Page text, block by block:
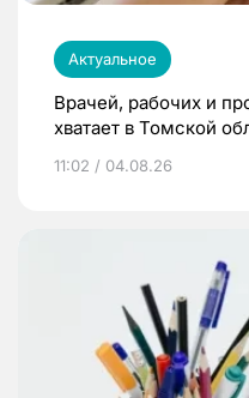
Актуальное
Врачей, рабочих и
хватает в Томской
11:02 / 04.08.26